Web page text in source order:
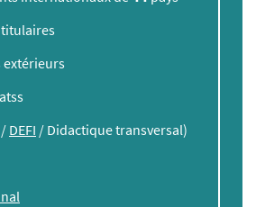
extérieurs
/ DEFI / Didactique transversal)